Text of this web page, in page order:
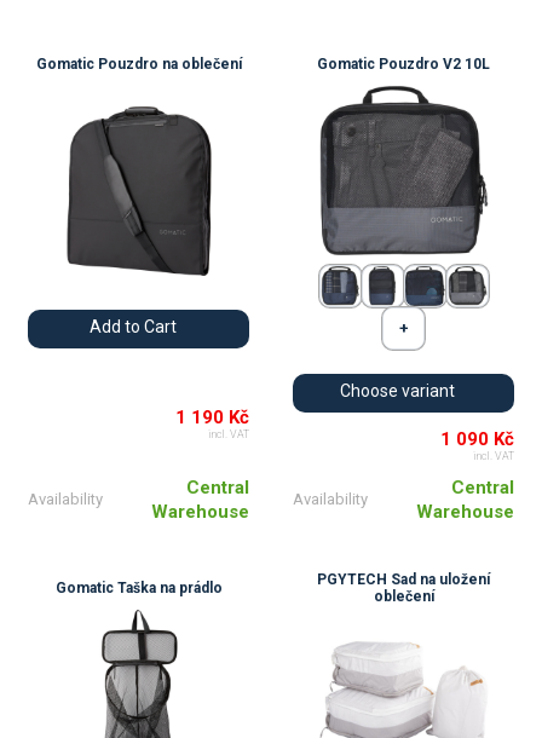
Gomatic Pouzdro na oblečení
Add to Cart
1 190 Kč
incl. VAT
Availability
Central
Warehouse
Gomatic Pouzdro V2 10L
Choose variant
1 090 Kč
incl. VAT
Availability
Central
Warehouse
Gomatic Taška na prádlo
PGYTECH Sad na uložení
oblečení